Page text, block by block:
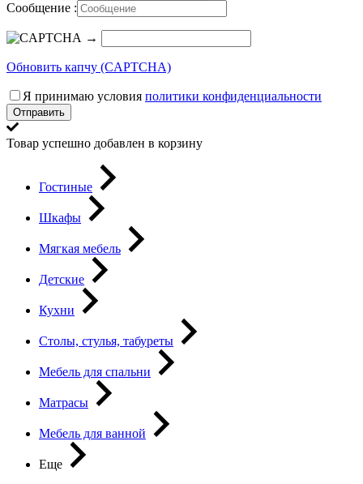
Сообщение :
→
Обновить капчу (CAPTCHA)
Я принимаю условия политики конфиденциальности
Отправить
Товар успешно добавлен в корзину
Гостиные
Шкафы
Мягкая мебель
Детские
Кухни
Столы, стулья, табуреты
Мебель для спальни
Матрасы
Мебель для ванной
Еще